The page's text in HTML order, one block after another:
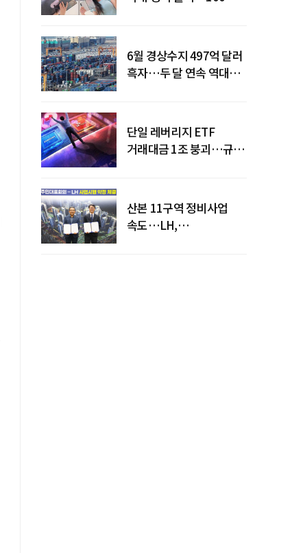
6월 경상수지 497억 달러
흑자…두 달 연속 역대
단일 레버리지 ETF
거래대금 1조 붕괴…규제
산본 11구역 정비사업
속도…LH,